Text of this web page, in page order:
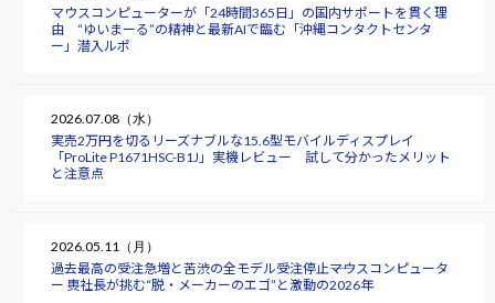
マウスコンピューターが「24時間365日」の国内サポートを貫く理
由 “ゆいまーる”の精神と最新AIで臨む「沖縄コンタクトセンタ
ー」潜入ルポ
2026.07.08（水）
実売2万円を切るリーズナブルな15.6型モバイルディスプレイ
「ProLite P1671HSC-B1J」実機レビュー 試して分かったメリット
と注意点
2026.05.11（月）
過去最高の受注急増と苦渋の全モデル受注停止――マウスコンピュータ
ー 軣社長が挑む“脱・メーカーのエゴ”と激動の2026年